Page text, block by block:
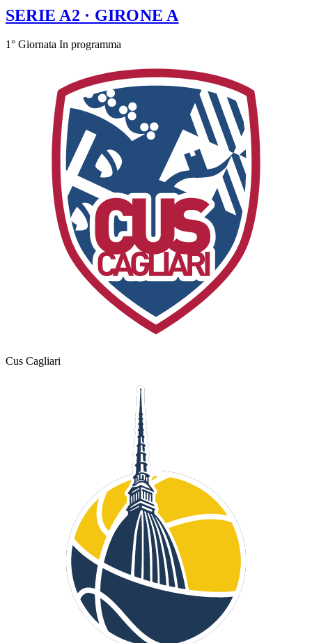
SERIE A2 · GIRONE A
1° Giornata In programma
Cus Cagliari